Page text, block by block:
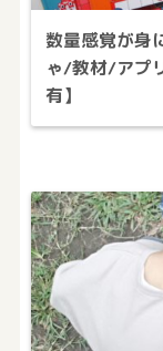
数量感覚が身
ゃ/教材/アプ
有】